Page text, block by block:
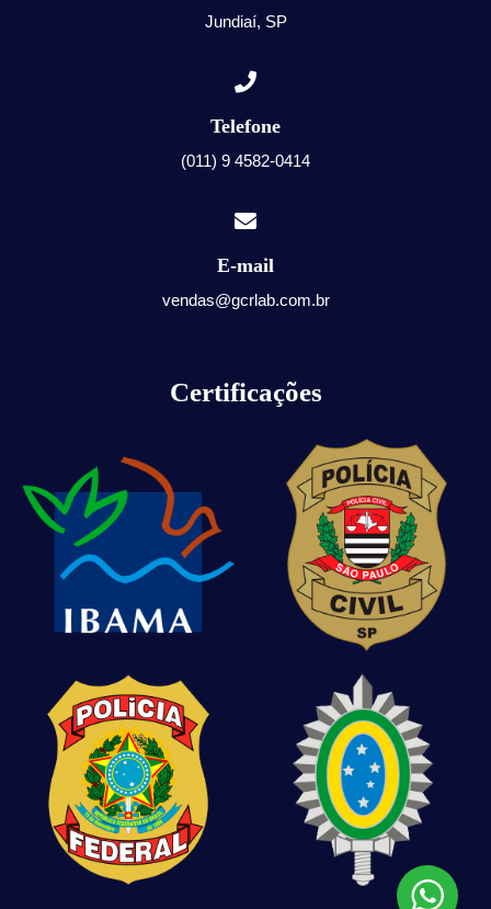
Jundiaí, SP
Telefone
(011) 9 4582-0414
E-mail
vendas@gcrlab.com.br
Certificações